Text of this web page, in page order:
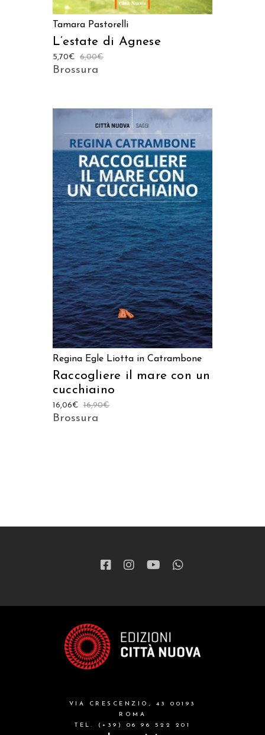
Tamara Pastorelli
L’estate di Agnese
6,00€
5,70€
Brossura
AGGIUNGI AL CARRELLO
Regina Egle Liotta in Catrambone
Raccogliere il mare con un
cucchiaino
16,90€
16,06€
Brossura
VIA CRESCENZIO, 43 00193
ROMA
TEL. (+39) 06 96 522 201